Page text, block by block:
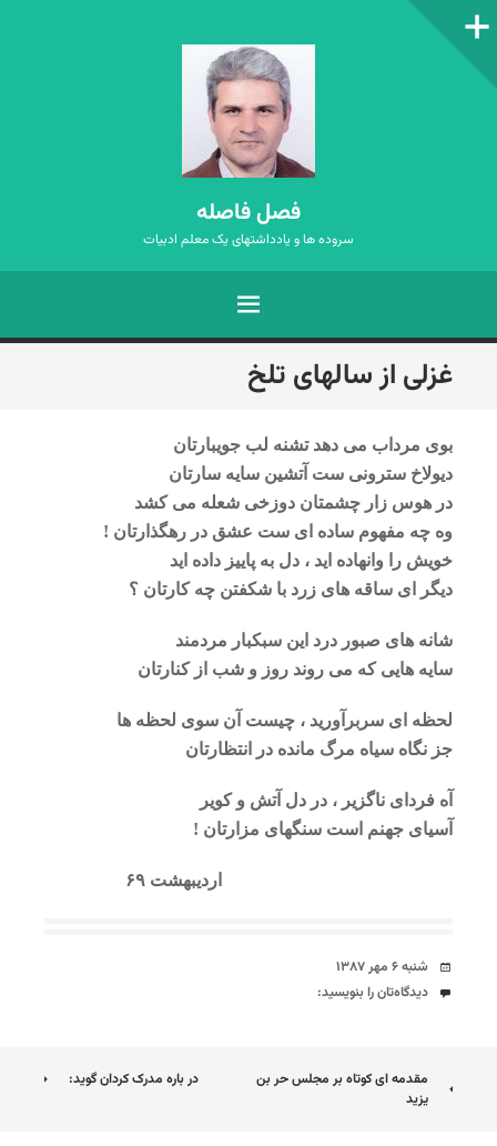
ستون‌کناری
فصل فاصله
سروده ها و یادداشتهای یک معلم ادبیات
فهرست
رفتن
به
غزلی از سالهای تلخ
بوی مرداب می دهد تشنه لب جویبارتان
دیولاخ سترونی ست آتشین سایه سارتان
در هوس زار چشمتان دوزخی شعله می کشد
وه چه مفهوم ساده ای ست عشق در رهگذارتان !
خویش را وانهاده اید ، دل به پاییز داده اید
دیگر ای ساقه های زرد با شکفتن چه کارتان ؟
شانه های صبور درد این سبکبار مردمند
سایه هایی که می روند روز و شب از کنارتان
لحظه ای سربرآورید ، چیست آن سوی لحظه ها
جز نگاه سیاه مرگ مانده در انتظارتان
آه فردای ناگزیر ، در دل آتش و کویر
آسیای جهنم است سنگهای مزارتان !
اردیبهشت ۶۹
تاریخ
شنبه ۶ مهر ۱۳۸۷
دیدگاه‌ها
دیدگاه‌تان را بنویسید:
ناوبری
مقدمه ای کوتاه بر مجلس حر بن
یزید
در باره مدرک کردان گوید: